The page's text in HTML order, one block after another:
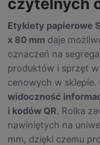
Etykiety papierowe
x 80 mm daje
oznaczeń na
produktów i sprzęt
cenowych w sklepie.
widoczność
i kodów QR. Rolka
nawiniętych na
mm, dzięki czemu